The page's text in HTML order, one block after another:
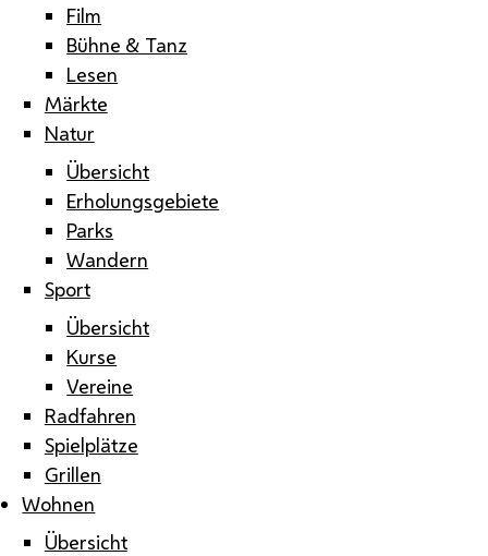
Film
Bühne & Tanz
Lesen
Märkte
Natur
Übersicht
Erholungsgebiete
Parks
Wandern
Sport
Übersicht
Kurse
Vereine
Radfahren
Spielplätze
Grillen
Wohnen
Übersicht